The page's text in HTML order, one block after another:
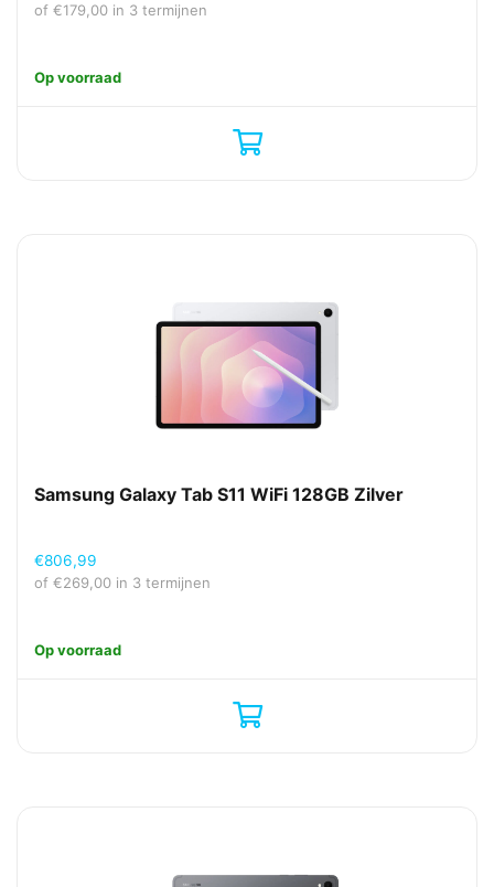
of €179,00 in 3 termijnen
Op voorraad
Samsung Galaxy Tab S11 WiFi 128GB Zilver
€806,99
of €269,00 in 3 termijnen
Op voorraad